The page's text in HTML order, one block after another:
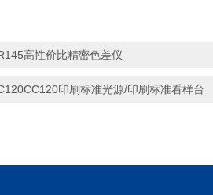
高性价比精密色差仪
印刷标准光源/印刷标准看样台